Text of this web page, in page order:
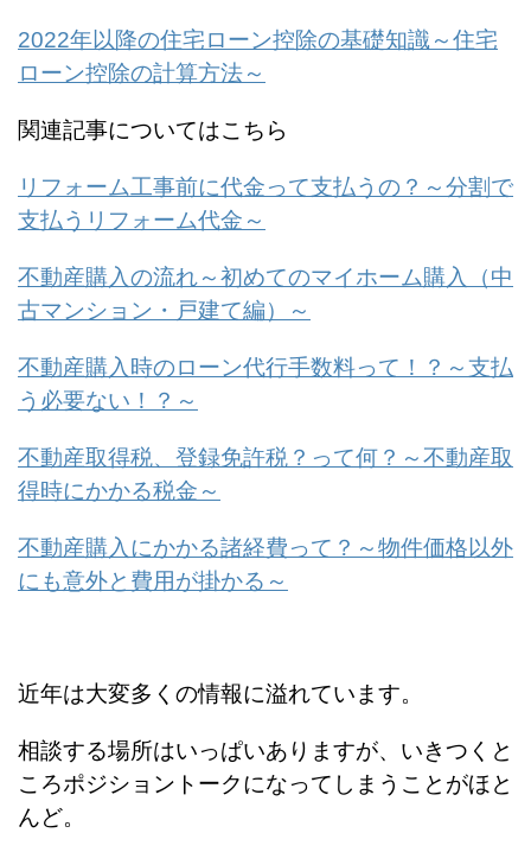
2022年以降の住宅ローン控除の基礎知識～住宅
ローン控除の計算方法～
関連記事についてはこちら
リフォーム工事前に代金って支払うの？～分割で
支払うリフォーム代金～
不動産購入の流れ～初めてのマイホーム購入（中
古マンション・戸建て編）～
不動産購入時のローン代行手数料って！？～支払
う必要ない！？～
不動産取得税、登録免許税？って何？～不動産取
得時にかかる税金～
不動産購入にかかる諸経費って？～物件価格以外
にも意外と費用が掛かる～
近年は大変多くの情報に溢れています。
相談する場所はいっぱいありますが、いきつくと
ころポジショントークになってしまうことがほと
んど。